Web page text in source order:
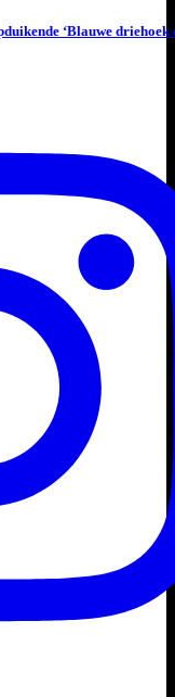
‘Blauwe driehoek